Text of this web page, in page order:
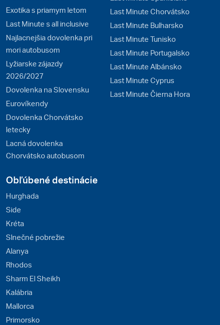
Exotika s priamym letom
Last Minute s all inclusive
Najlacnejšia dovolenka pri
mori autobusom
Lyžiarske zájazdy
2026/2027
Dovolenka na Slovensku
Eurovíkendy
Dovolenka Chorvátsko
letecky
Lacná dovolenka
Chorvátsko autobusom
Last Minute Chorvátsko
Last Minute Bulharsko
Last Minute Tunisko
Last Minute Portugalsko
Last Minute Albánsko
Last Minute Cyprus
Last Minute Čierna Hora
Obľúbené destinácie
Hurghada
Side
Kréta
Slnečné pobrežie
Alanya
Rhodos
Sharm El Sheikh
Kalábria
Mallorca
Primorsko